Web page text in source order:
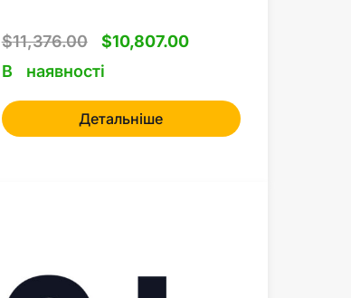
$11,376.00 $10,807.00
В наявності
Детальніше